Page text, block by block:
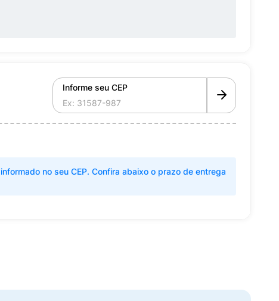
Informe seu CEP
no seu CEP. Confira abaixo o prazo de entrega